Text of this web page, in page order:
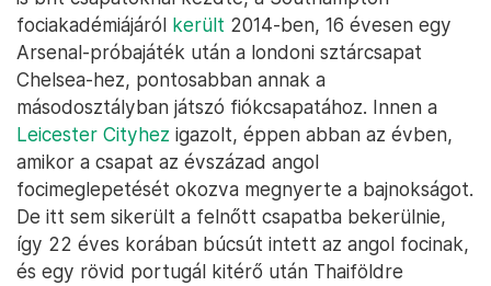
fociakadémiájáról került 2014-ben, 16 évesen egy
Arsenal-próbajáték után a londoni sztárcsapat
Chelsea-hez, pontosabban annak a
másodosztályban játszó fiókcsapatához. Innen a
Leicester Cityhez igazolt, éppen abban az évben,
amikor a csapat az évszázad angol
focimeglepetését okozva megnyerte a bajnokságot.
De itt sem sikerült a felnőtt csapatba bekerülnie,
így 22 éves korában búcsút intett az angol focinak,
és egy rövid portugál kitérő után Thaiföldre